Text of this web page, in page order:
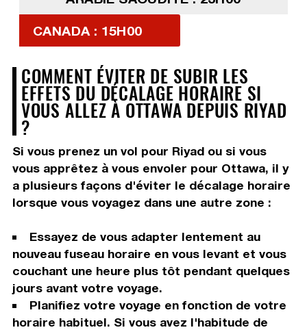
CANADA : 15H00
COMMENT ÉVITER DE SUBIR LES
EFFETS DU DÉCALAGE HORAIRE SI
VOUS ALLEZ À OTTAWA DEPUIS RIYAD
?
Si vous prenez un vol pour Riyad ou si vous
vous apprêtez à vous envoler pour Ottawa, il y
a plusieurs façons d'éviter le décalage horaire
lorsque vous voyagez dans une autre zone :
Essayez de vous adapter lentement au
nouveau fuseau horaire en vous levant et vous
couchant une heure plus tôt pendant quelques
jours avant votre voyage.
Planifiez votre voyage en fonction de votre
horaire habituel. Si vous avez l'habitude de